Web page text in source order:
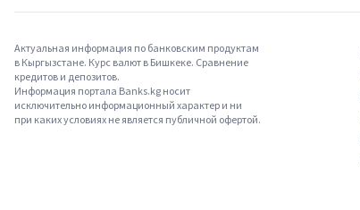
Актуальная информация по банковским продуктам
в Кыргызстане. Курс валют в Бишкеке. Сравнение
кредитов и депозитов.
Информация портала Banks.kg носит
исключительно информационный характер и ни
при каких условиях не является публичной офертой.